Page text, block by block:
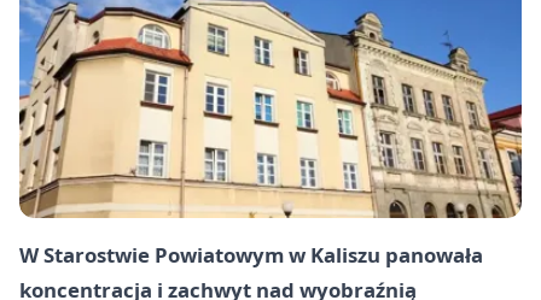
W Starostwie Powiatowym w Kaliszu panowała
koncentracja i zachwyt nad wyobraźnią